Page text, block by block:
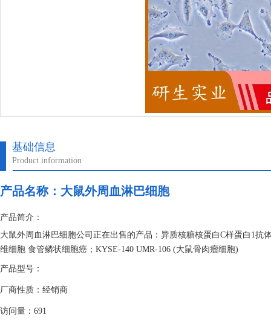
基础信息
Product information
产品名称： 大鼠外周血淋巴细胞
产品简介：
大鼠外周血淋巴细胞公司正在出售的产品：异质核糖核蛋白C样蛋白1抗
维细胞 食管鳞状细胞癌；KYSE-140 UMR-106 (大鼠骨肉瘤细胞)
产品型号：
厂商性质：经销商
访问量：691